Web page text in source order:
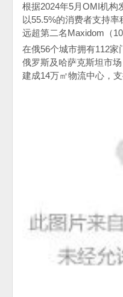
根据2024年5月OMI机构
以55.5%的消费者支持率
远超第二名Maxidom （
在俄56个城市拥有112家
俄罗斯及哈萨克斯坦市场
建成14万㎡物流中心，